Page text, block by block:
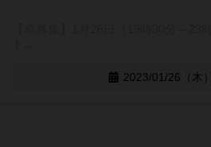
2023/01/26（木